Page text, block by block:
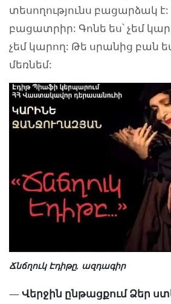
տեսողությունս բացարձակ
բացատրիր: Գոնե ես՝ չեմ
չեմ կարող: Թե սրանից բան
մեռնեմ:
Ճնճղուկ Էդիթը, ազդագիր
—Վերջին ընթացքում Ձեր